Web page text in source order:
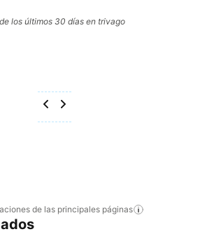
los últimos 30 días en trivago
de las principales páginas